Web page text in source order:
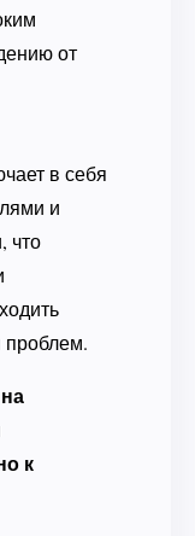
от
в себя
и
что
к